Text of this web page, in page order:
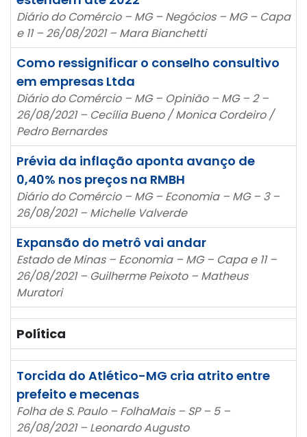
Diário do Comércio – MG – Negócios – MG – Capa
e 11 – 26/08/2021 – Mara Bianchetti
Como ressignificar o conselho consultivo
em empresas Ltda
Diário do Comércio – MG – Opinião – MG – 2 –
26/08/2021 – Cecília Bueno / Monica Cordeiro /
Pedro Bernardes
Prévia da inflação aponta avanço de
0,40% nos preços na RMBH
Diário do Comércio – MG – Economia – MG – 3 –
26/08/2021 – Michelle Valverde
Expansão do metrô vai andar
Estado de Minas – Economia – MG – Capa e 11 –
26/08/2021 – Guilherme Peixoto – Matheus
Muratori
Política
Torcida do Atlético-MG cria atrito entre
prefeito e mecenas
Folha de S. Paulo – FolhaMais – SP – 5 –
26/08/2021 – Leonardo Augusto